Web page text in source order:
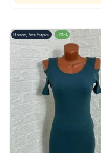
Новое, без бирки -70%